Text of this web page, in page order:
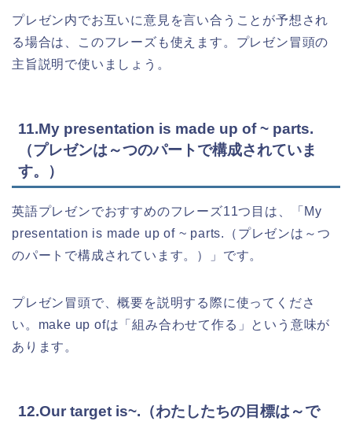
プレゼン内でお互いに意見を言い合うことが予想され
る場合は、このフレーズも使えます。プレゼン冒頭の
主旨説明で使いましょう。
11.My presentation is made up of ~ parts.
（プレゼンは～つのパートで構成されていま
す。）
英語プレゼンでおすすめのフレーズ11つ目は、「My
presentation is made up of ~ parts.（プレゼンは～つ
のパートで構成されています。）」です。
プレゼン冒頭で、概要を説明する際に使ってくださ
い。make up ofは「組み合わせて作る」という意味が
あります。
12.Our target is~.（わたしたちの目標は～で